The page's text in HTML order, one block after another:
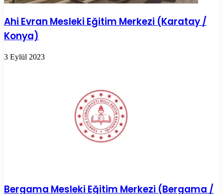
Ahi Evran Mesleki Eğitim Merkezi (Karatay /
Konya)
3 Eylül 2023
Bergama Mesleki Eğitim Merkezi (Bergama /